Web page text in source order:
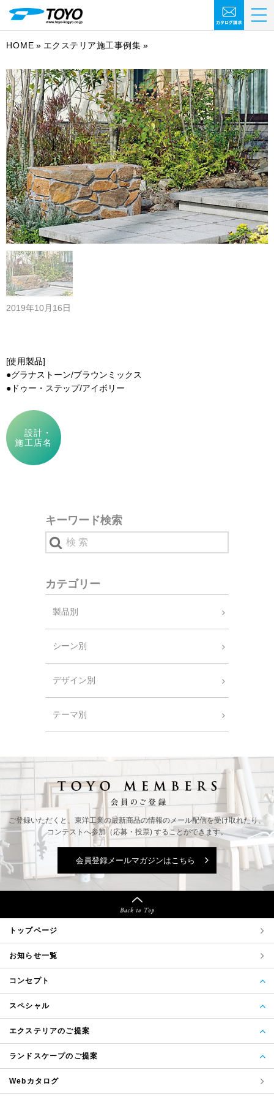
HOME エクステリア施工事例集
2019年10月16日
[使用製品]
●グラナストーン/ブラウンミックス
●ドゥー・ステップ/アイボリー
設計・
施工店名
キーワード検索
カテゴリー
製品別
シーン別
デザイン別
テーマ別
ご登録いただくと、東洋工業の最新商品の情報のメール配信を受け取れたり、
コンテストへ参加（応募・投票) することができます。
会員登録メールマガジンはこちら
トップページ
お知らせ一覧
コンセプト
スペシャル
エクステリアのご提案
ランドスケープのご提案
Webカタログ